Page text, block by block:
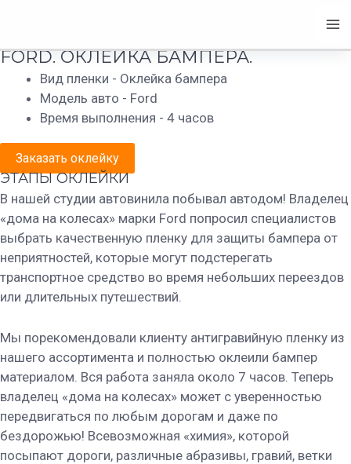
содержимому
FORD. ОКЛЕЙКА БАМПЕРА.
Вид пленки - Оклейка бампера
Модель авто - Ford
Время выполнения - 4 часов
Заказать оклейку
ЭТАПЫ ОКЛЕЙКИ
В нашей студии автовинила побывал автодом! Владелец
«дома на колесах» марки Ford попросил специалистов
выбрать качественную пленку для защиты бампера от
неприятностей, которые могут подстерегать
транспортное средство во время небольших переездов
или длительных путешествий.
Мы порекомендовали клиенту антигравийную пленку из
нашего ассортимента и полностью оклеили бампер
материалом. Вся работа заняла около 7 часов. Теперь
владелец «дома на колесах» может с уверенностью
передвигаться по любым дорогам и даже по
бездорожью! Всевозможная «химия», которой
посыпают дороги, различные абразивы, гравий, ветки